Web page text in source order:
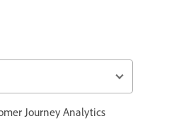
Journey Analytics